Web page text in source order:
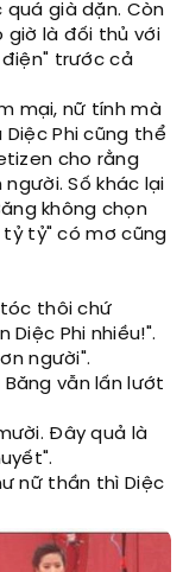
già dặn. Còn
giờ là đối thủ với
điện" trước cả
mại, nữ tính mà
Phi cũng thể
cho rằng
Số khác lại
không chọn
tỷ tỷ" có mơ cũng
tóc thôi chứ
Phi nhiều!".
người".
Băng vẫn lấn lướt
Đây quả là
nữ thần thì Diệc